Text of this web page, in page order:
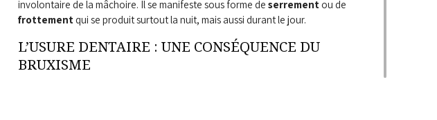
involontaire de la mâchoire. Il se manifeste sous forme deserrementou de
frottementqui se produit surtout la nuit, mais aussi durant le jour.
L’USURE DENTAIRE : UNE CONSÉQUENCE DU
BRUXISME